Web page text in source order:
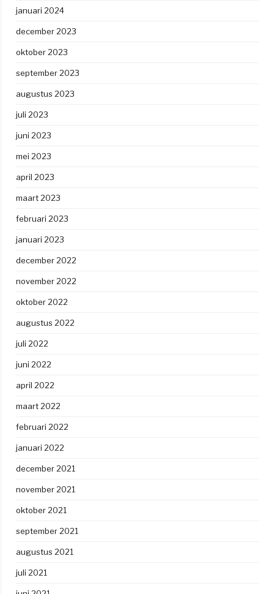
januari 2024
december 2023
oktober 2023
september 2023
augustus 2023
juli 2023
juni 2023
mei 2023
april 2023
maart 2023
februari 2023
januari 2023
december 2022
november 2022
oktober 2022
augustus 2022
juli 2022
juni 2022
april 2022
maart 2022
februari 2022
januari 2022
december 2021
november 2021
oktober 2021
september 2021
augustus 2021
juli 2021